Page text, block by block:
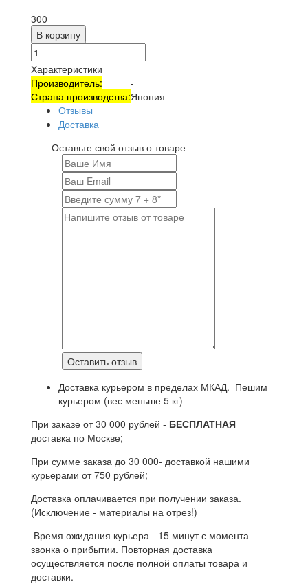
300
В корзину
Характеристики
Производитель:
-
Страна производства:Япония
Отзывы
Доставка
Оставьте свой отзыв о товаре
Доставка курьером в пределах МКАД. Пешим
курьером (вес меньше 5 кг)
При заказе от 30 000 рублей - БЕСПЛАТНАЯ
доставка по Москве;
При сумме заказа до 30 000- доставкой нашими
курьерами от 750 рублей;
Доставка оплачивается при получении заказа.
(Исключение - материалы на отрез!)
Время ожидания курьера - 15 минут с момента
звонка о прибытии. Повторная доставка
осуществляется после полной оплаты товара и
доставки.